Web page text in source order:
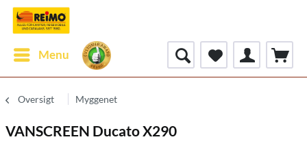
Menu
Oversigt Myggenet
VANSCREEN Ducato X290